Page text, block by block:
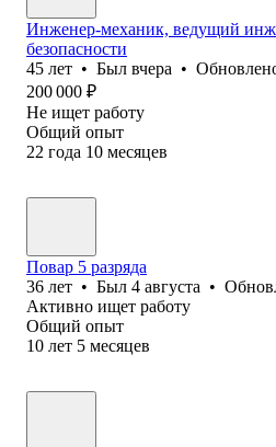
Инженер-механик, ведущий
безопасности
45 лет • Был вчера •
200 000 ₽
Не ищет работу
Общий опыт
22 года 10 месяцев
Повар 5 разряда
36 лет • Был 4 августа •
Активно ищет работу
Общий опыт
10 лет 5 месяцев